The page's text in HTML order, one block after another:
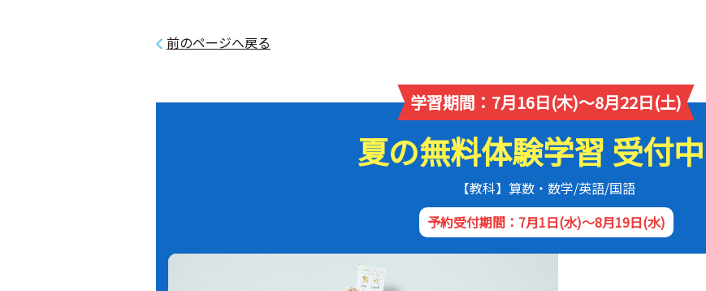
前のページへ戻る
学習期間：7月16日(木)～8月22日(土)
夏の無料体験学習 受付中
【教科】算数・数学/英語/国語
予約受付期間：7月1日(水)～8月19日(水)